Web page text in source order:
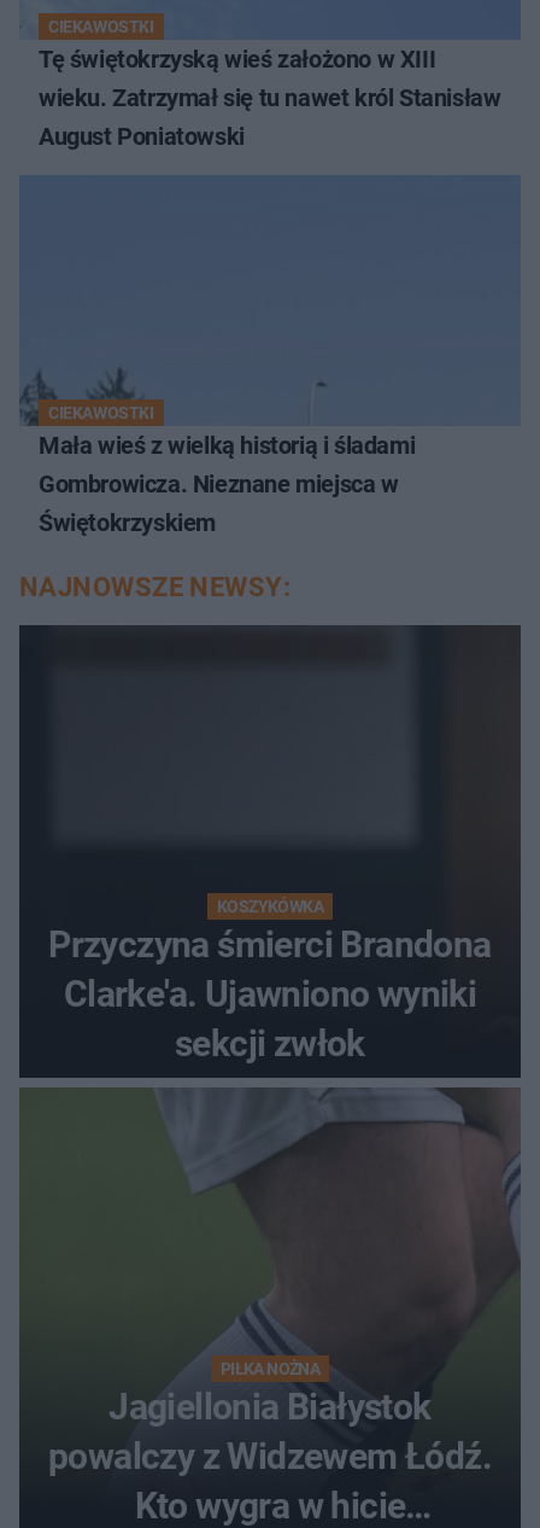
CIEKAWOSTKI
Tę świętokrzyską wieś założono w XIII
wieku. Zatrzymał się tu nawet król Stanisław
August Poniatowski
CIEKAWOSTKI
Mała wieś z wielką historią i śladami
Gombrowicza. Nieznane miejsca w
Świętokrzyskiem
NAJNOWSZE NEWSY:
KOSZYKÓWKA
Przyczyna śmierci Brandona
Clarke'a. Ujawniono wyniki
sekcji zwłok
PIŁKA NOŻNA
Jagiellonia Białystok
powalczy z Widzewem Łódź.
Kto wygra w hicie